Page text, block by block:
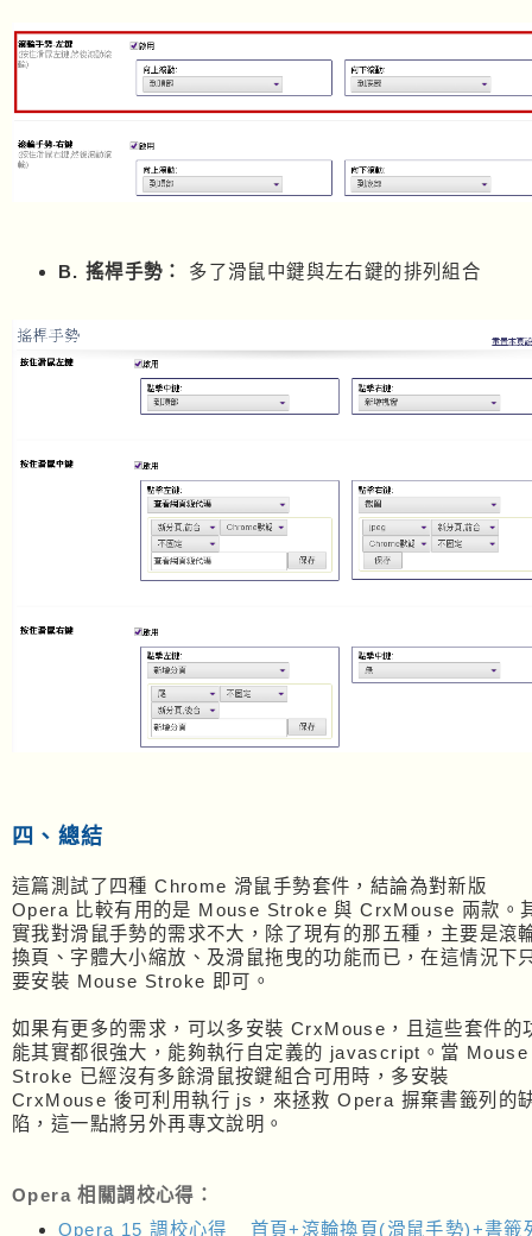
B. 搖桿手勢： 多了滑鼠中鍵與左右鍵的排列組合
四、總結
這篇測試了四種 Chrome 滑鼠手勢套件，結論為對新版
Opera 比較有用的是 Mouse Stroke 與 CrxMouse 兩款。
實我對滑鼠手勢的需求不大，除了現有的那五種，主要是滾
換頁、字體大小縮放、及滑鼠拖曳的功能而已，在這情況下
要安裝 Mouse Stroke 即可。
如果有更多的需求，可以多安裝 CrxMouse，且這些套件的
能其實都很強大，能夠執行自定義的 javascript。當 Mouse
Stroke 已經沒有多餘滑鼠按鍵組合可用時，多安裝
CrxMouse 後可利用執行 js，來拯救 Opera 摒棄書籤列的
陷，這一點將另外再專文說明。
Opera 相關調校心得：
Opera 15 調校心得__首頁+滾輪換頁(滑鼠手勢)+書籤